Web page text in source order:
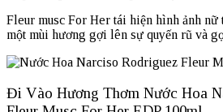
Fleur musc For Her tái hiện hình ảnh nữ
một mùi hương gợi lên sự quyến rũ và
Đi Vào Hương Thơm Nước Hoa